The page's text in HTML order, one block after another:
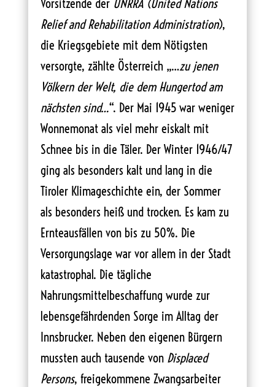
Vorsitzende der UNRRA (United Nations
Relief and Rehabilitation Administration),
die Kriegsgebiete mit dem Nötigsten
versorgte, zählte Österreich „…zu jenen
Völkern der Welt, die dem Hungertod am
nächsten sind…“. Der Mai 1945 war weniger
Wonnemonat als viel mehr eiskalt mit
Schnee bis in die Täler. Der Winter 1946/47
ging als besonders kalt und lang in die
Tiroler Klimageschichte ein, der Sommer
als besonders heiß und trocken. Es kam zu
Ernteausfällen von bis zu 50%. Die
Versorgungslage war vor allem in der Stadt
katastrophal. Die tägliche
Nahrungsmittelbeschaffung wurde zur
lebensgefährdenden Sorge im Alltag der
Innsbrucker. Neben den eigenen Bürgern
mussten auch tausende von Displaced
Persons, freigekommene Zwangsarbeiter